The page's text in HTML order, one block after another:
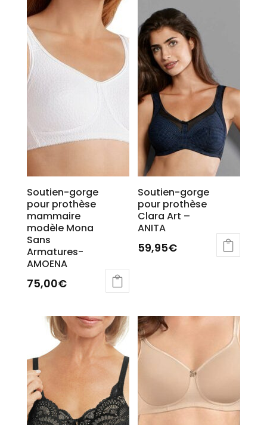
a
plusieurs
variations.
Les
options
peuvent
être
la
page
du
Soutien-gorge
pour prothèse
mammaire
modèle Mona
Sans
Armatures-
AMOENA
75,00€
Soutien-gorge
pour prothèse
Clara Art –
ANITA
59,95€
variations.
Les
options
peuvent
sur
page